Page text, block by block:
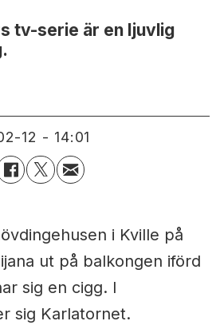
tv-serie är en ljuvlig
12 - 14:01
i Kville på
ut på balkongen iförd
sig en cigg. I
sig Karlatornet.